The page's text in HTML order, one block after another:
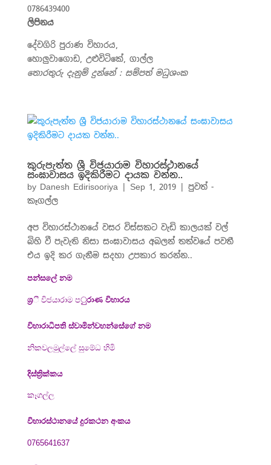
0786439400
ලිපිනය
දේවගිරි පුරාණ විහාරය,
හොලුවාගොඩ, උළුවිටිකේ, ගාල්ල
තොරතුරු දැනුම් දුන්නේ : සම්පත් මධුශංක
කුරුපැත්ත ශ්‍රී විජයාරාම විහාරස්ථානයේ
සංඝාවාසය ඉදිකිරීමට දායක වන්න..
by Danesh Edirisooriya| Sep 1, 2019| පුවත් -
කෑගල්ල
අප විහාරස්ථානයේ වසර විස්සකට වැඩි කාලයක් වල්
බිහි වී පැවැති නිසා සංඝාවාසය අබලන් තත්වයේ පවතී
එය ඉදි කර ගැනීම සදහා උපකාර කරන්න..
පන්සලේ නම
ශ්‍රී විජයාරාම පුරාණ විහාරය
විහාරාධිපති ස්වාමින්වහන්සේගේ නම
නිකවලමුල්ලේ සුමේධ හිමි
දිස්ත්‍රික්කය
කෑගල්ල
විහාරස්ථානයේ දුරකථන අංකය
0765641637